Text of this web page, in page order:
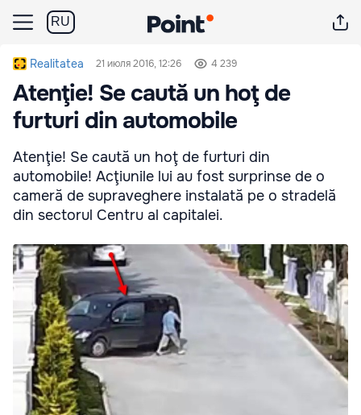
RU
Realitatea 21 июля 2016, 12:26 4 239
Atenţie! Se caută un hoţ de
furturi din automobile
Atenţie! Se caută un hoţ de furturi din
automobile! Acţiunile lui au fost surprinse de o
cameră de supraveghere instalată pe o stradelă
din sectorul Centru al capitalei.